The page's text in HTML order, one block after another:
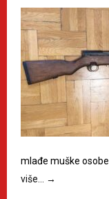
mlađe muške
više… →